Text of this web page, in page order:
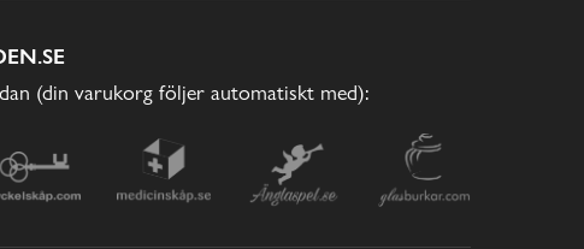
(din varukorg följer automatiskt med):